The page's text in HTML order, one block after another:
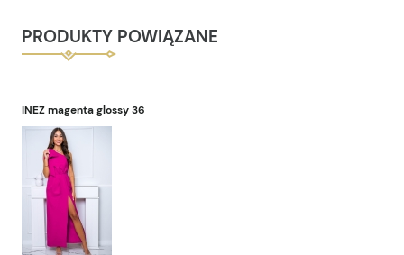
PRODUKTY POWIĄZANE
INEZ magenta glossy 36